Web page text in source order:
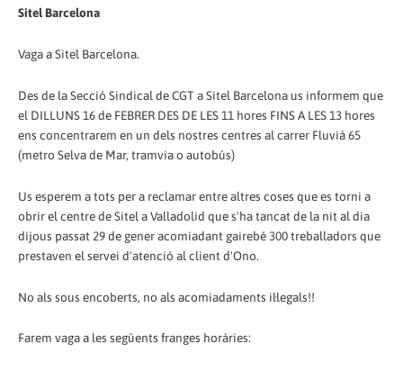
Sitel Barcelona
Vaga a Sitel Barcelona.
Des de la Secció Sindical de CGT a Sitel Barcelona us informem que
el DILLUNS 16 de FEBRER DES DE LES 11 hores FINS A LES 13 hores
ens concentrarem en un dels nostres centres al carrer Fluvià 65
(metro Selva de Mar, tramvia o autobús)
Us esperem a tots per a reclamar entre altres coses que es torni a
obrir el centre de Sitel a Valladolid que s'ha tancat de la nit al dia
dijous passat 29 de gener acomiadant gairebé 300 treballadors que
prestaven el servei d'atenció al client d'Ono.
No als sous encoberts, no als acomiadaments il·legals!!
Farem vaga a les següents franges horàries: